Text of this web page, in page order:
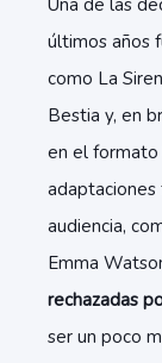
Una de las
últimos años
como La
Bestia y, en
en el formato
audiencia,
Emma
rechazadas
ser un poco